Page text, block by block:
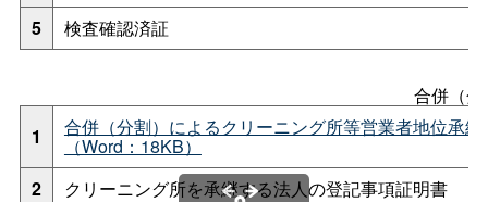
5
検査確認済証
合併（
1
合併（分割）によるクリーニング所等営業者地位承継
（Word：18KB）
2
クリーニング所を承継する法人の登記事項証明書